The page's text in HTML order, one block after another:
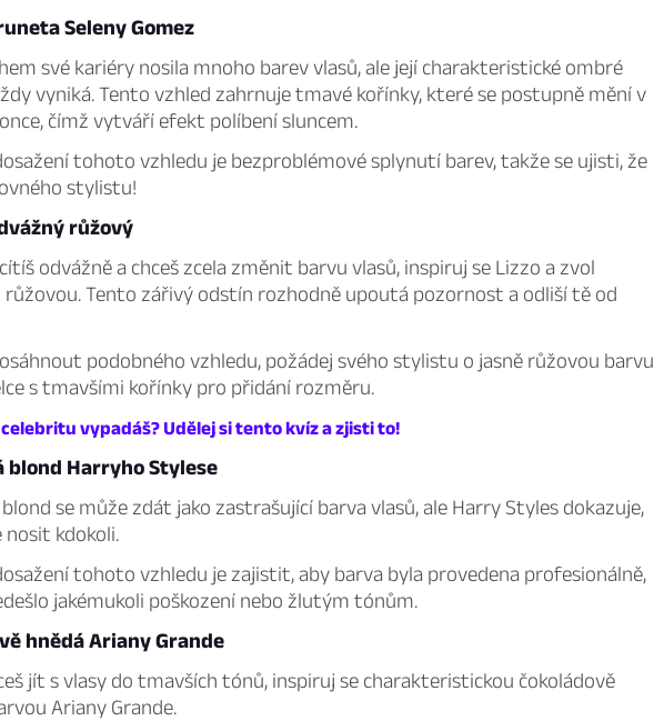
Seleny Gomez
své kariéry nosila mnoho barev vlasů, ale její charakteristické ombré
vyniká. Tento vzhled zahrnuje tmavé kořínky, které se postupně mění v
čímž vytváří efekt políbení sluncem.
tohoto vzhledu je bezproblémové splynutí barev, takže se ujisti, že
stylistu!
růžový
odvážně a chceš zcela změnit barvu vlasů, inspiruj se Lizzo a zvol
růžovou. Tento zářivý odstín rozhodně upoutá pozornost a odliší tě od
podobného vzhledu, požádej svého stylistu o jasně růžovou barvu
s tmavšími kořínky pro přidání rozměru.
vypadáš? Udělej si tento kvíz a zjisti to!
blond Harryho Stylese
se může zdát jako zastrašující barva vlasů, ale Harry Styles dokazuje,
nosit kdokoli.
tohoto vzhledu je zajistit, aby barva byla provedena profesionálně,
jakémukoli poškození nebo žlutým tónům.
hnědá Ariany Grande
jít s vlasy do tmavších tónů, inspiruj se charakteristickou čokoládově
Ariany Grande.